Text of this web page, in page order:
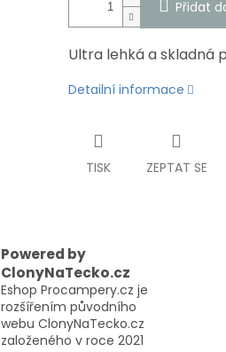
Přidat
Ultra lehká a skladná
Detailní informace
TISK ZEPTAT SE
Powered by
ClonyNaTecko.cz
Eshop Procampery.cz je
rozšířením původního
webu ClonyNaTecko.cz
založeného v roce 2021